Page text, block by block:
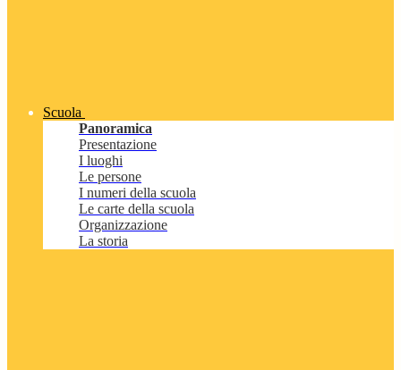
Scuola
Panoramica
Presentazione
I luoghi
Le persone
I numeri della scuola
Le carte della scuola
Organizzazione
La storia